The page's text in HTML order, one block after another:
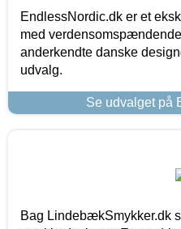
EndlessNordic.dk er et
med
anderkendte danske
udvalg.
Se udvalget på
Bag LindebækSmykker.dk